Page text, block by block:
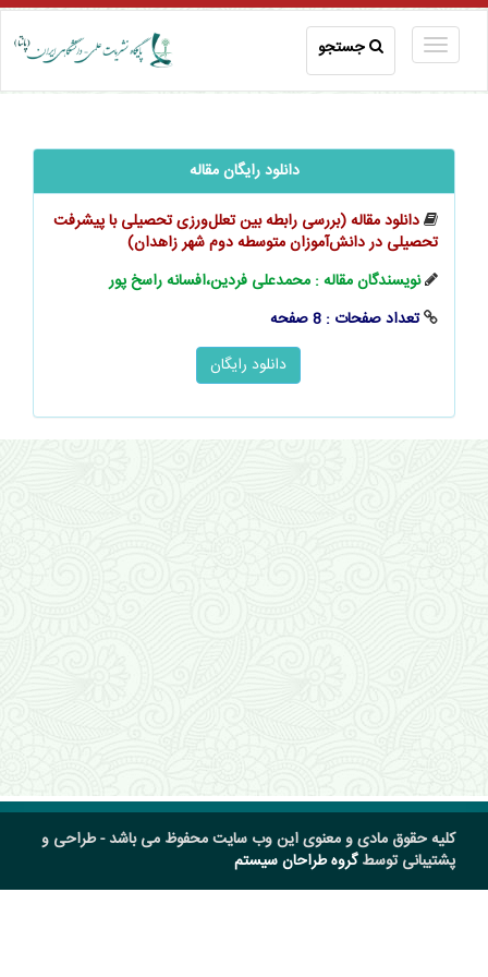
جستجو
دانلود رایگان مقاله
دانلود مقاله (بررسی رابطه بین ‌‌‌‌تعلل‌ورزی تحصیلی با پیشرفت
تحصیلی در ‌‌‌‌دانش‌آموزان متوسطه دوم شهر زاهدان)
نویسندگان مقاله : محمدعلی فردین،افسانه راسخ‌ پور
تعداد صفحات : 8 صفحه
کلیه حقوق مادی و معنوی این وب سایت محفوظ می باشد - طراحی و
پشتیبانی توسطگروه طراحان سیستم